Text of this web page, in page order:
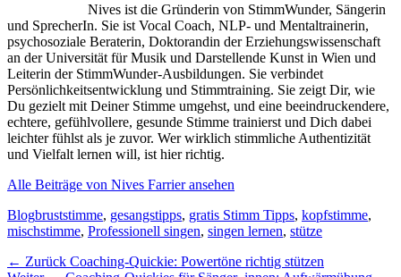
Nives ist die Gründerin von StimmWunder, Sängerin
und SprecherIn. Sie ist Vocal Coach, NLP- und Mentaltrainerin,
psychosoziale Beraterin, Doktorandin der Erziehungswissenschaft
an der Universität für Musik und Darstellende Kunst in Wien und
Leiterin der StimmWunder-Ausbildungen. Sie verbindet
Persönlichkeitsentwicklung und Stimmtraining. Sie zeigt Dir, wie
Du gezielt mit Deiner Stimme umgehst, und eine beeindruckendere,
echtere, gefühlvollere, gesunde Stimme trainierst und Dich dabei
leichter fühlst als je zuvor. Wer wirklich stimmliche Authentizität
und Vielfalt lernen will, ist hier richtig.
Alle Beiträge von Nives Farrier ansehen
Kategorien
BlogSchlagworte
bruststimme, gesangstipps, gratis Stimm Tipps, kopfstimme,
mischstimme, Professionell singen, singen lernen, stütze
Beitragsnavigation
← Zurück Vorheriger
Coaching-Quickie: Powertöne richtig stützen